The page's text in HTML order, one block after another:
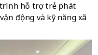
hỗ trợ trẻ phát
động và kỹ năng xã